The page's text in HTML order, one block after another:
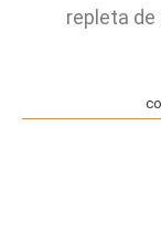
repleta de